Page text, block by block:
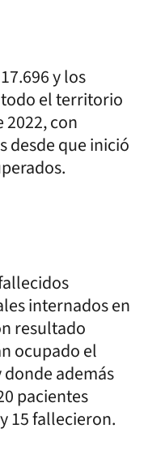
y los
el territorio
con
desde que inició
internados en
resultado
ocupado el
donde además
pacientes
15 fallecieron.